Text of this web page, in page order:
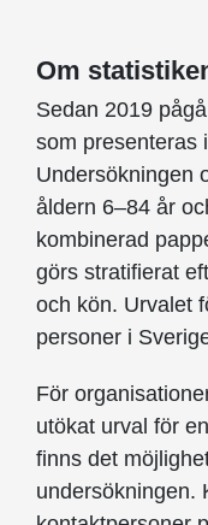
Om
Sedan 2019
som presenteras
Undersökningen
åldern 6–84 år
kombinerad
görs stratifierat
och kön. Urvalet
personer i
För
utökat urval för
finns det
undersökningen.